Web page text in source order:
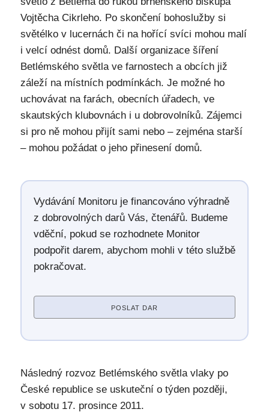
Vojtěcha Cikrleho. Po skončení bohoslužby si
světélko v lucernách či na hořící svíci mohou malí
i velcí odnést domů. Další organizace šíření
Betlémského světla ve farnostech a obcích již
záleží na místních podmínkách. Je možné ho
uchovávat na farách, obecních úřadech, ve
skautských klubovnách i u dobrovolníků. Zájemci
si pro ně mohou přijít sami nebo – zejména starší
– mohou požádat o jeho přinesení domů.
Vydávání Monitoru je financováno výhradně
z dobrovolných darů Vás, čtenářů. Budeme
vděční, pokud se rozhodnete Monitor
podpořit darem, abychom mohli v této službě
pokračovat.
POSLAT DAR
Následný rozvoz Betlémského světla vlaky po
České republice se uskuteční o týden později,
v sobotu 17. prosince 2011.